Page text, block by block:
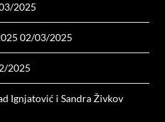
2025
02/03/2025
2025
Ignjatović i Sandra Živkov